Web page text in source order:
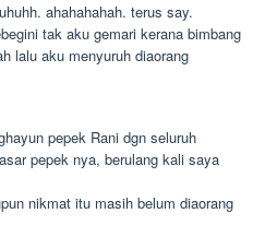
ahahahahah. terus say.
tak aku gemari kerana bimbang
lalu aku menyuruh diaorang
pepek Rani dgn seluruh
pepek nya, berulang kali saya
nikmat itu masih belum diaorang